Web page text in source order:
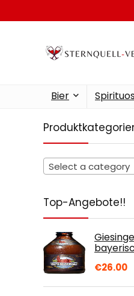
Bier
Select a category
Top-Angebote!!
€26.00